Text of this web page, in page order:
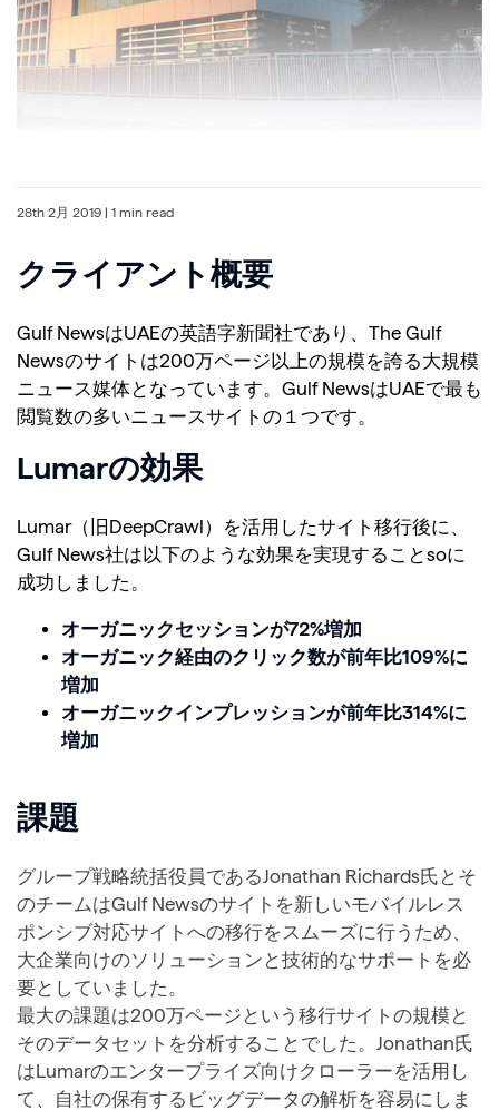
28th 2月 2019 | 1 min read
クライアント概要
Gulf NewsはUAEの英語字新聞社であり、The Gulf
Newsのサイトは200万ページ以上の規模を誇る大規模
ニュース媒体となっています。Gulf NewsはUAEで最も
閲覧数の多いニュースサイトの１つです。
Lumarの効果
Lumar（旧DeepCrawl）を活用したサイト移行後に、
Gulf News社は以下のような効果を実現することsoに
成功しました。
オーガニックセッションが72%増加
オーガニック経由のクリック数が前年比109%に
増加
オーガニックインプレッションが前年比314%に
増加
課題
グループ戦略統括役員であるJonathan Richards氏とそ
のチームはGulf Newsのサイトを新しいモバイルレス
ポンシブ対応サイトへの移行をスムーズに行うため、
大企業向けのソリューションと技術的なサポートを必
要としていました。
最大の課題は200万ページという移行サイトの規模と
そのデータセットを分析することでした。Jonathan氏
はLumarのエンタープライズ向けクローラーを活用し
て、自社の保有するビッグデータの解析を容易にしま